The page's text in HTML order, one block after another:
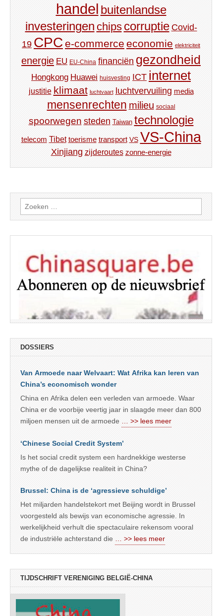
handel buitenlandse
investeringen chips corruptie Covid-
19 CPC e-commerce economie elektriciteit
energie EU EU-China financiën gezondheid
Hongkong Huawei huisvesting ICT internet
justitie klimaat luchtvaart luchtvervuiling media
mensenrechten milieu sociaal
spoorwegen steden Taiwan technologie
telecom Tibet toerisme transport VS VS-China
Xinjiang zijderoutes zonne-energie
Zoeken
naar:
DOSSIERS
Van Armoede naar Welvaart: Wat Afrika kan leren van
China’s economisch wonder
China en Afrika delen een verleden van armoede. Waar
China er de voorbije veertig jaar in slaagde meer dan 800
miljoen mensen uit de armoede
… >> lees meer
‘Chinese Social Credit System’
Is het social credit system een hardnekkige westerse
mythe of de dagelijkse realiteit in China?
Brussel: China is de ‘agressieve schuldige’
Het miljarden handelstekort met Beijing wordt in Brussel
voorgesteld als bewijs van economische agressie. In
werkelijkheid verhult die spectaculaire rekensom vooral
de industriële achterstand die
… >> lees meer
TIJDSCHRIFT VERENIGING BELGIË-CHINA